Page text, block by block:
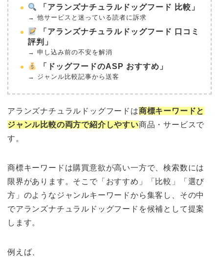
「アランズナチュラルドッグフード 比較」
→ 他サービスと迷っている読者に訴求
「アランズナチュラルドッグフード 口コミ
評判」
→ 申し込み前の不安を解消
「ドッグフードのASP おすすめ」
→ ジャンル比較記事から送客
アランズナチュラルドッグフードは商標キーワードと
ジャンル比較の両方で紹介しやすい商品・サービスで
す。
商標キーワードは購買意欲が高い一方で、検索数には
限界があります。そこで「おすすめ」「比較」「選び
方」のようなジャンルキーワードから集客し、その中
でアランズナチュラルドッグフードを候補として提案
します。
例えば、